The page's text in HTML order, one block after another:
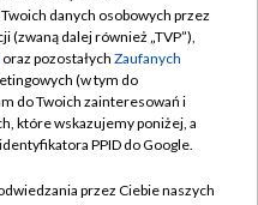
TVPdanych osobowych przez
(zwaną dalej również „TVP”),
oraz pozostałych Zaufanych
(w tym do
do Twoich zainteresowań i
które wskazujemy poniżej, a
PPID do Google.
przez Ciebie naszych